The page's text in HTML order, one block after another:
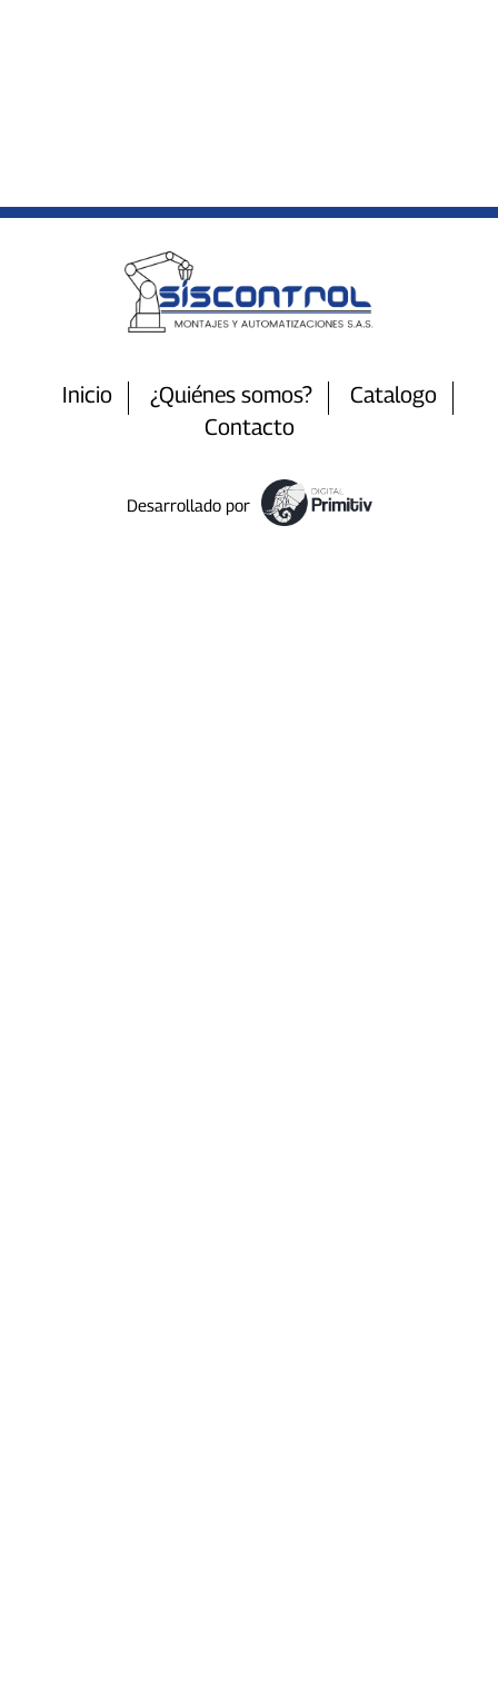
Inicio ¿Quiénes somos?
Catalogo
Contacto
Desarrollado por